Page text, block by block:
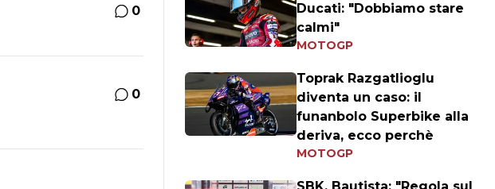
0
0
Ducati: "Dobbiamo stare
calmi"
MOTOGP
Toprak Razgatlioglu
diventa un caso: il
funanbolo Superbike alla
deriva, ecco perchè
MOTOGP